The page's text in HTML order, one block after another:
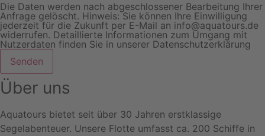
Die Daten werden nach abgeschlossener Bearbeitung Ihrer
Anfrage gelöscht. Hinweis: Sie können Ihre Einwilligung
jederzeit für die Zukunft per E-Mail an info@aquatours.de
widerrufen. Detaillierte Informationen zum Umgang mit
Nutzerdaten finden Sie in unserer Datenschutzerklärung
Senden
Über uns
Aquatours bietet seit über 30 Jahren erstklassige
Segelabenteuer. Unsere Flotte umfasst ca. 200 Schiffe in